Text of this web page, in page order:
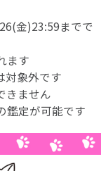
金)23:59までで
ます
対象外です
きません
鑑定が可能です